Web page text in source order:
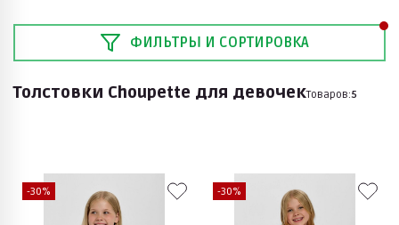
ФИЛЬТРЫ И СОРТИРОВКА
Толстовки Choupette для девочекТоваров:5
-30% -30%